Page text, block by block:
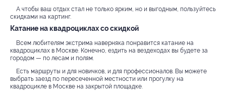
А чтобы ваш отдых стал не только ярким, но и выгодным, пользуйтесь
скидками на картинг.
Катание на квадроциклах со скидкой
Всем любителям экстрима наверняка понравится катание на
квадроциклах в Москве. Конечно, ездить на вездеходах вы будете за
городом — по лесам и полям.
Есть маршруты и для новичков, и для профессионалов. Вы можете
выбрать заезд по пересеченной местности или прогулку на
квадроцикле в Москве на закрытой площадке.